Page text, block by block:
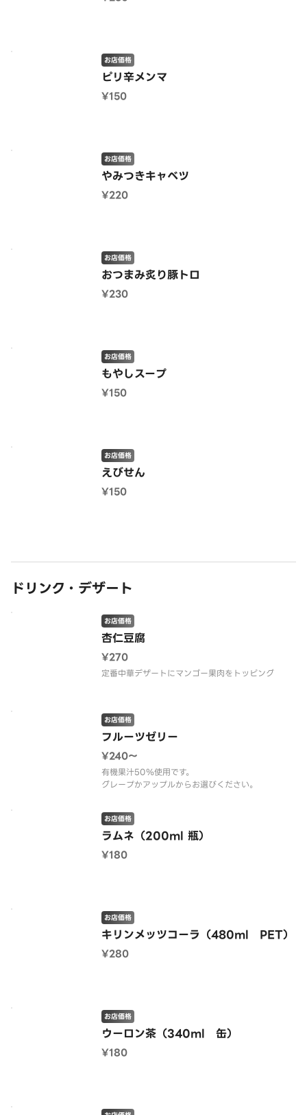
ピリ辛メンマ
お店価格
¥150
やみつきキャベツ
お店価格
¥220
おつまみ炙り豚トロ
お店価格
¥230
もやしスープ
お店価格
¥150
えびせん
お店価格
¥150
ドリンク・デザート
杏仁豆腐
お店価格
¥270
定番中華デザートにマンゴー果肉をトッピング
フルーツゼリー
お店価格
¥240〜
有機果汁50％使用です。
グレープかアップルからお選びください。
ラムネ（200ml 瓶）
お店価格
¥180
キリンメッツコーラ（480ml PET）
お店価格
¥280
ウーロン茶（340ml 缶）
お店価格
¥180